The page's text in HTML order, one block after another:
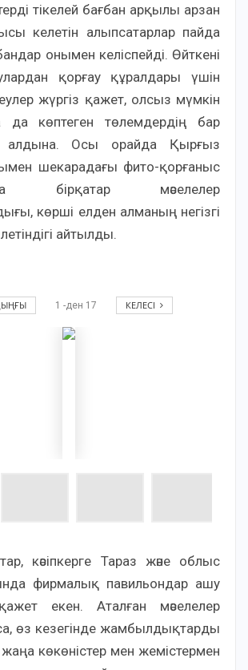
тікелей бағбан арқылы арзан
келетін алыпсатарлар пайда
онымен келіспейді. Өйткені
қорғау құралдары үшін
жүргіз қажет, олсыз мүмкін
да көптеген төлемдердің бар
алдына. Осы орайда Қырғыз
шекарадағы фито-қорғаныс
бірқатар мәселелер
көрші елден алманың негізгі
айтылды.
1 -ден 17 КЕЛЕСІ
кәсіпкерге Тараз және облыс
фирмалық павильондар ашу
екен. Аталған мәселелер
өз кезегінде жамбылдықтарды
көкөністер мен жемістермен